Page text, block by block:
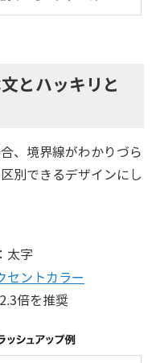
とハッキリと
、境界線がわかりづら
別できるデザインにし
太字
セントカラー
倍を推奨